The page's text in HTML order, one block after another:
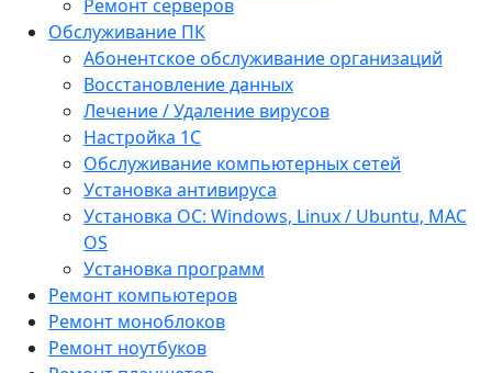
Ремонт серверов
Обслуживание ПК
Абонентское обслуживание организаций
Восстановление данных
Лечение / Удаление вирусов
Настройка 1С
Обслуживание компьютерных сетей
Установка антивируса
Установка ОС: Windows, Linux / Ubuntu, МАС
OS
Установка программ
Ремонт компьютеров
Ремонт моноблоков
Ремонт ноутбуков